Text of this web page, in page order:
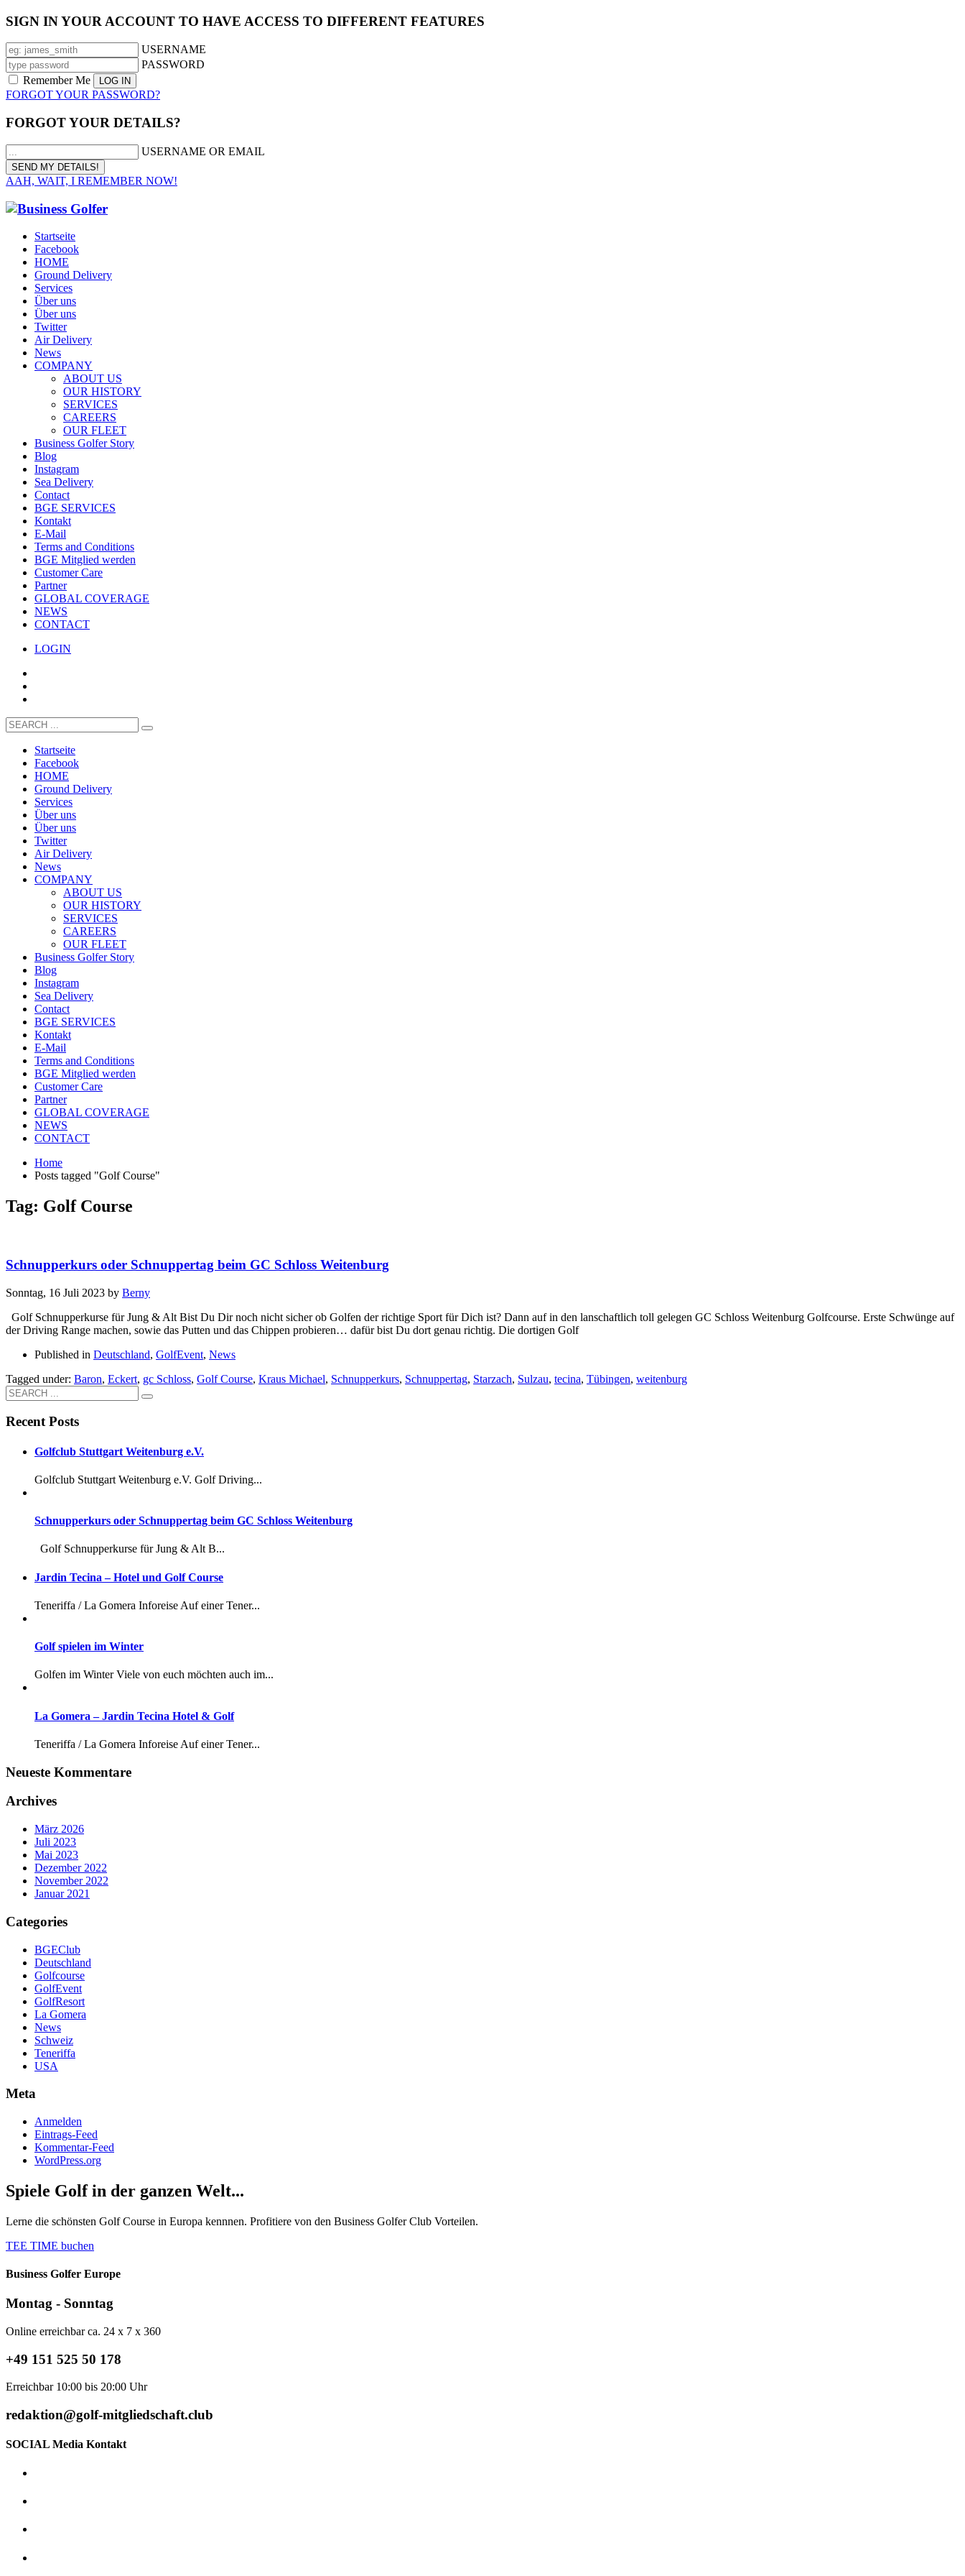
SIGN IN YOUR ACCOUNT TO HAVE ACCESS TO DIFFERENT FEATURES
USERNAME
PASSWORD
Remember Me
FORGOT YOUR PASSWORD?
FORGOT YOUR DETAILS?
USERNAME OR EMAIL
AAH, WAIT, I REMEMBER NOW!
Startseite
Facebook
HOME
Ground Delivery
Services
Über uns
Über uns
Twitter
Air Delivery
News
COMPANY
ABOUT US
OUR HISTORY
SERVICES
CAREERS
OUR FLEET
Business Golfer Story
Blog
Instagram
Sea Delivery
Contact
BGE SERVICES
Kontakt
E-Mail
Terms and Conditions
BGE Mitglied werden
Customer Care
Partner
GLOBAL COVERAGE
NEWS
CONTACT
LOGIN
Startseite
Facebook
HOME
Ground Delivery
Services
Über uns
Über uns
Twitter
Air Delivery
News
COMPANY
ABOUT US
OUR HISTORY
SERVICES
CAREERS
OUR FLEET
Business Golfer Story
Blog
Instagram
Sea Delivery
Contact
BGE SERVICES
Kontakt
E-Mail
Terms and Conditions
BGE Mitglied werden
Customer Care
Partner
GLOBAL COVERAGE
NEWS
CONTACT
Home
Posts tagged "Golf Course"
Tag: Golf Course
Schnupperkurs oder Schnuppertag beim GC Schloss Weitenburg
Sonntag, 16 Juli 2023 by Berny
Golf Schnupperkurse für Jung & Alt Bist Du Dir noch nicht sicher ob Golfen der richtige Sport für Dich ist? Dann auf in den lanschaftlich toll gelegen GC Schloss Weitenburg Golfcourse. Erste Schwünge auf
der Driving Range machen, sowie das Putten und das Chippen probieren… dafür bist Du dort genau richtig. Die dortigen Golf
Published in Deutschland, GolfEvent, News
Tagged under: Baron, Eckert, gc Schloss, Golf Course, Kraus Michael, Schnupperkurs, Schnuppertag, Starzach, Sulzau, tecina, Tübingen, weitenburg
Recent Posts
Golfclub Stuttgart Weitenburg e.V.
Golfclub Stuttgart Weitenburg e.V. Golf Driving...
Schnupperkurs oder Schnuppertag beim GC Schloss Weitenburg
Golf Schnupperkurse für Jung & Alt B...
Jardin Tecina – Hotel und Golf Course
Teneriffa / La Gomera Inforeise Auf einer Tener...
Golf spielen im Winter
Golfen im Winter Viele von euch möchten auch im...
La Gomera – Jardin Tecina Hotel & Golf
Teneriffa / La Gomera Inforeise Auf einer Tener...
Neueste Kommentare
Archives
März 2026
Juli 2023
Mai 2023
Dezember 2022
November 2022
Januar 2021
Categories
BGEClub
Deutschland
Golfcourse
GolfEvent
GolfResort
La Gomera
News
Schweiz
Teneriffa
USA
Meta
Anmelden
Eintrags-Feed
Kommentar-Feed
WordPress.org
Spiele Golf in der ganzen Welt...
Lerne die schönsten Golf Course in Europa kennnen. Profitiere von den Business Golfer Club Vorteilen.
TEE TIME buchen
Business Golfer Europe
Montag - Sonntag
Online erreichbar ca. 24 x 7 x 360
+49 151 525 50 178
Erreichbar 10:00 bis 20:00 Uhr
redaktion@golf-mitgliedschaft.club
SOCIAL Media Kontakt